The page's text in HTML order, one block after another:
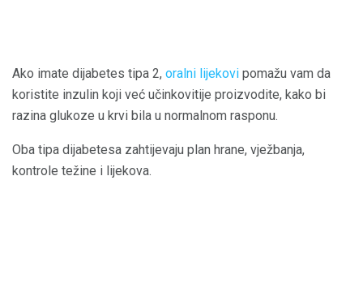
Ako imate dijabetes tipa 2, oralni lijekovi pomažu vam da
koristite inzulin koji već učinkovitije proizvodite, kako bi
razina glukoze u krvi bila u normalnom rasponu.
Oba tipa dijabetesa zahtijevaju plan hrane, vježbanja,
kontrole težine i lijekova.